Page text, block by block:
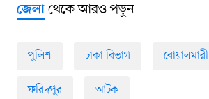
জেলাথেকে আরও পড়ুন
পুলিশ ঢাকা বিভাগ বোয়ালমারী
ফরিদপুর আটক